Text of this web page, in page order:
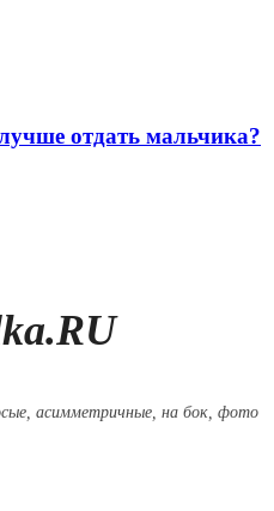
отдать мальчика?
асимметричные, на бок, фото